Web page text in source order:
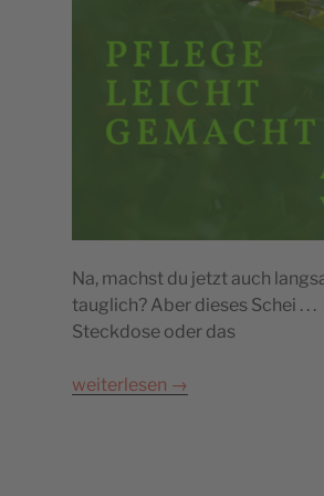
Na, machst du jetzt auch
tauglich? Aber dieses Schei .
Steckdose oder das
weiterlesen →